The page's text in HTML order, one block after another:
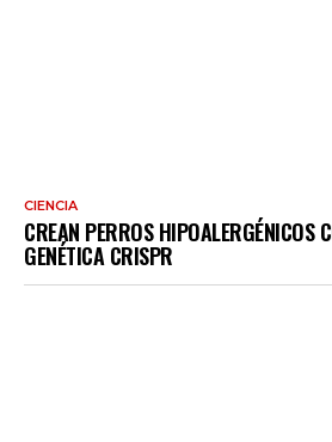
CIENCIA
CREAN PERROS HIPOALERGÉNICOS
GENÉTICA CRISPR